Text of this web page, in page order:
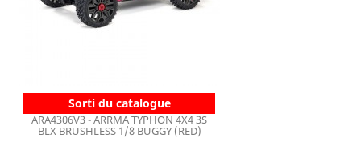
Sorti du catalogue
ARA4306V3 - ARRMA TYPHON 4X4 3S
BLX BRUSHLESS 1/8 BUGGY (RED)